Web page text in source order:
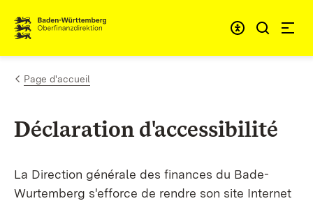
Passer au contenu
Page d'accueil
Déclaration d'accessibilité
La Direction générale des finances du Bade-
Wurtemberg s'efforce de rendre son site Internet